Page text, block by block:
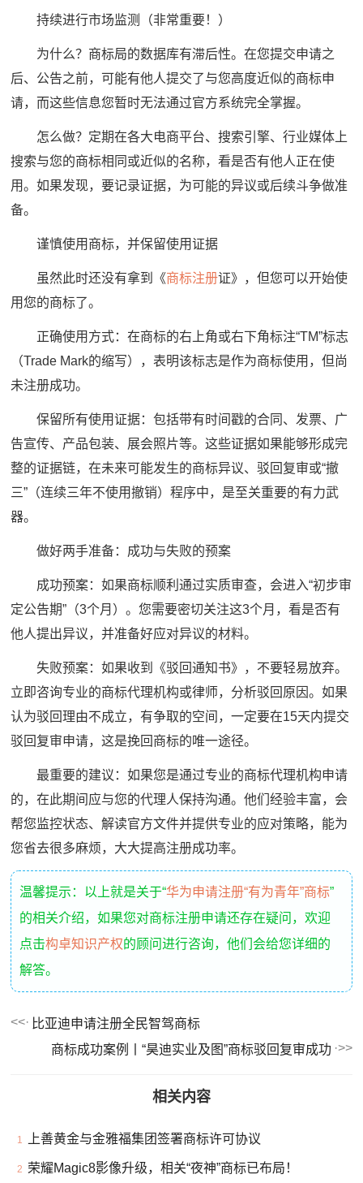
持续进行市场监测（非常重要！）
为什么？商标局的数据库有滞后性。在您提交申请之
后、公告之前，可能有他人提交了与您高度近似的商标申
请，而这些信息您暂时无法通过官方系统完全掌握。
怎么做？定期在各大电商平台、搜索引擎、行业媒体上
搜索与您的商标相同或近似的名称，看是否有他人正在使
用。如果发现，要记录证据，为可能的异议或后续斗争做准
备。
谨慎使用商标，并保留使用证据
虽然此时还没有拿到《商标注册证》，但您可以开始使
用您的商标了。
正确使用方式：在商标的右上角或右下角标注“TM”标志
（Trade Mark的缩写），表明该标志是作为商标使用，但尚
未注册成功。
保留所有使用证据：包括带有时间戳的合同、发票、广
告宣传、产品包装、展会照片等。这些证据如果能够形成完
整的证据链，在未来可能发生的商标异议、驳回复审或“撤
三”（连续三年不使用撤销）程序中，是至关重要的有力武
器。
做好两手准备：成功与失败的预案
成功预案：如果商标顺利通过实质审查，会进入“初步审
定公告期”（3个月）。您需要密切关注这3个月，看是否有
他人提出异议，并准备好应对异议的材料。
失败预案：如果收到《驳回通知书》，不要轻易放弃。
立即咨询专业的商标代理机构或律师，分析驳回原因。如果
认为驳回理由不成立，有争取的空间，一定要在15天内提交
驳回复审申请，这是挽回商标的唯一途径。
最重要的建议：如果您是通过专业的商标代理机构申请
的，在此期间应与您的代理人保持沟通。他们经验丰富，会
帮您监控状态、解读官方文件并提供专业的应对策略，能为
您省去很多麻烦，大大提高注册成功率。
温馨提示：以上就是关于“华为申请注册“有为青年”商标”
的相关介绍，如果您对商标注册申请还存在疑问，欢迎
点击构卓知识产权的顾问进行咨询，他们会给您详细的
解答。
比亚迪申请注册全民智驾商标
商标成功案例丨“昊迪实业及图”商标驳回复审成功
相关内容
1 上善黄金与金雅福集团签署商标许可协议
2 荣耀Magic8影像升级，相关“夜神”商标已布局！